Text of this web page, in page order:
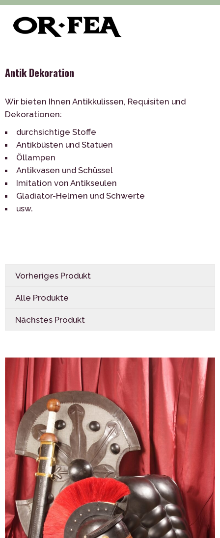
of-fea, programmzentrum > Služby
Thematischen Dekorationen > Antik Dekoration
Antik Dekoration
Wir bieten Ihnen Antikkulissen, Requisiten und
Dekorationen:
durchsichtige Stoffe
Antikbüsten und Statuen
Öllampen
Antikvasen und Schüssel
Imitation von Antikseulen
Gladiator-Helmen und Schwerte
usw.
Vorheriges Produkt
Alle Produkte
Nächstes Produkt